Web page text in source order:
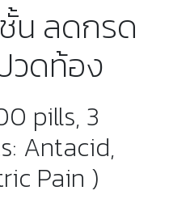
น ลดกรด
วดท้อง
pills, 3
Antacid,
Pain )